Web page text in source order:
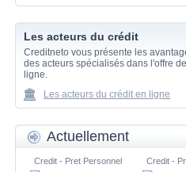
Les acteurs du crédit
Creditneto vous présente les
des acteurs spécialisés dans l'offre
ligne.
Les acteurs du crédit en ligne
Actuellement
Credit - Pret Personnel Credit -